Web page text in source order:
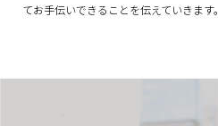
てお手伝いできることを伝えていきます。